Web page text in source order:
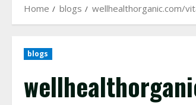
Home blogs wellhealthorganic.com/
blogs